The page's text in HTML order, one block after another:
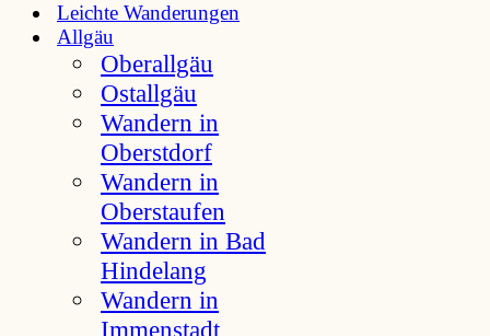
Leichte Wanderungen
Allgäu
Oberallgäu
Ostallgäu
Wandern in
Oberstdorf
Wandern in
Oberstaufen
Wandern in Bad
Hindelang
Wandern in
Immenstadt